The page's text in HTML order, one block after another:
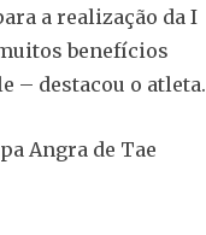
a realização da I
benefícios
– destacou o atleta.
Angra de Tae